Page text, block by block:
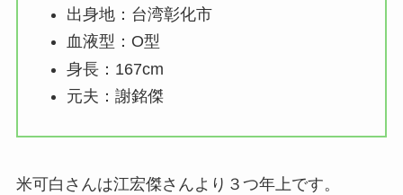
出身地：台湾彰化市
血液型：O型
身長：167cm
元夫：謝銘傑
米可白さんは江宏傑さんより３つ年上です。